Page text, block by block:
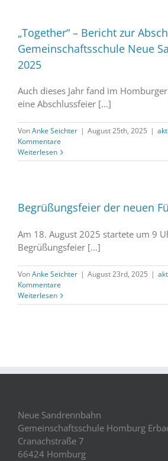
„Together“ – Bericht zur
Gemeinschaftsschule Neue
2025
Auch dieses Jahr fand im
eine Abschlussfeier [...]
VonAnke Seichter | August 25th, 2025 |
Kommentare
Weiterlesen
Begrüßungsfeier der neuen
Am 18. August 2025 startete um 9
Begrüßungsfeier [...]
VonAnke Seichter | August 23rd, 2025 |
Kommentare
Weiterlesen
Neue Sandrennbahn
Gemeinschaftsschule Homburg
Cranachstraße 7
66424 Homburg